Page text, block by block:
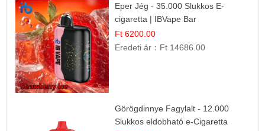
Eper Jég - 35.000 Slukkos E-
cigaretta | IBVape Bar
Ft 6200.00
Eredeti ár： Ft 14686.00
Görögdinnye Fagylalt - 12.000
Slukkos eldobható e-Cigaretta